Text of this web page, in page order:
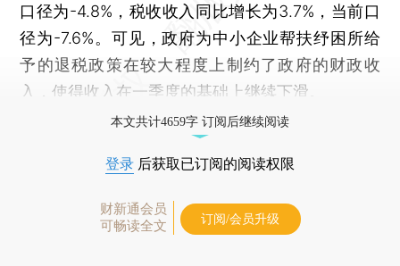
口径为-4.8%，税收收入同比增长为3.7%，当前口
径为-7.6%。可见，政府为中小企业帮扶纾困所给
予的退税政策在较大程度上制约了政府的财政收
入，使得收入在一季度的基础上继续下滑。
本文共计4659字 订阅后继续阅读
登录 后获取已订阅的阅读权限
财新通会员
可畅读全文
订阅/会员升级